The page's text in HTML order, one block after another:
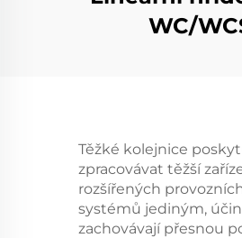
WC/
Těžké kolejnice
zpracovávat těžší
rozšířených
systémů jediným,
zachovávají přesnou